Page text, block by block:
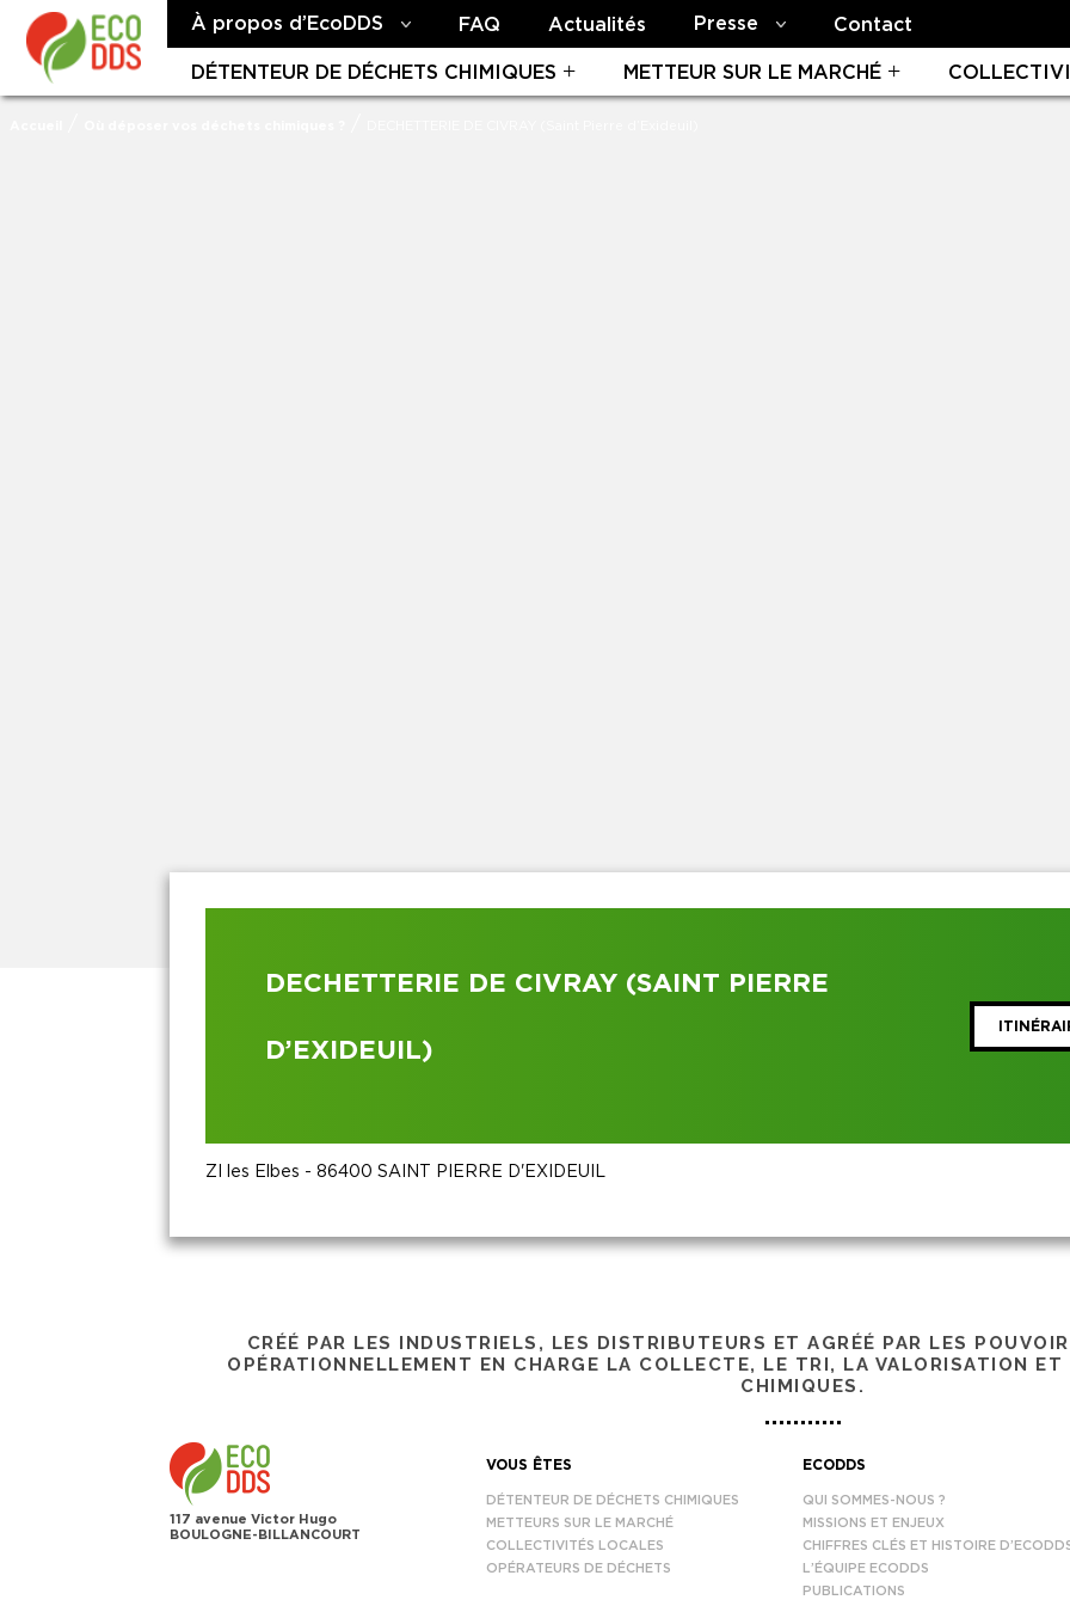
À propos d’EcoDDS FAQ Actualités Presse Contact
DÉTENTEUR DE DÉCHETS CHIMIQUES METTEUR SUR LE MARCHÉ
DECHETTERIE DE CIVRAY (SAINT PIERRE
D’EXIDEUIL)
ZI les Elbes - 86400 SAINT PIERRE D'EXIDEUIL
CRÉÉ PAR LES INDUSTRIELS, LES DISTRIBUTEURS ET AGRÉÉ PAR LES
OPÉRATIONNELLEMENT EN CHARGE LA COLLECTE, LE TRI, LA VALORISATION ET
CHIMIQUES.
117 avenue Victor Hugo
BOULOGNE-BILLANCOURT
VOUS ÊTES
DÉTENTEUR DE DÉCHETS CHIMIQUES
METTEURS SUR LE MARCHÉ
COLLECTIVITÉS LOCALES
OPÉRATEURS DE DÉCHETS
ECODDS
QUI SOMMES-NOUS ?
MISSIONS ET ENJEUX
CHIFFRES CLÉS ET HISTOIRE
L’ÉQUIPE ECODDS
PUBLICATIONS